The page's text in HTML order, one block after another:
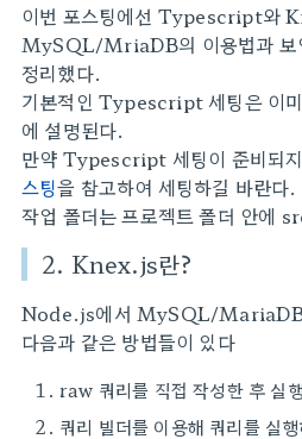
이번 포스팅에선 Typescript와
MySQL/MriaDB의 이용법과 보
정리했다.
기본적인 Typescript 세팅은 이
에 설명된다.
만약 Typescript 세팅이 준비되
스팅을 참고하여 세팅하길 바란다.
작업 폴더는 프로젝트 폴더 안에
2. Knex.js란?
Node.js에서 MySQL/MariaDB
다음과 같은 방법들이 있다
raw 쿼리를 직접 작성한 후 실
쿼리 빌더를 이용해 쿼리를 실